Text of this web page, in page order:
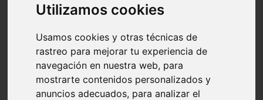
Utilizamos cookies
Usamos cookies y otras técnicas de
rastreo para mejorar tu experiencia de
navegación en nuestra web, para
mostrarte contenidos personalizados y
anuncios adecuados, para analizar el
Sueldo medio en Goiania, Precios actualizados 2022